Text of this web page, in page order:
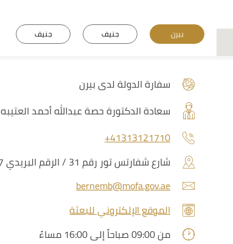
بيرن جنيف جنيف
سفارة الدولة لدى بيرن
سعادة الدكتورة حصة عبدالله أحمد العتيبه
+41313121710
شارع شفارتس تور رقم 31 / الرقم البريدي 3007 - بيرن / سويسرا
bernemb@mofa.gov.ae
الموقع الإلكتروني للبعثة
من 09:00 صباحاً إلى 16:00 مساءً